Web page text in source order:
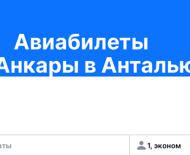
Авиабилеты
в
1, эконом